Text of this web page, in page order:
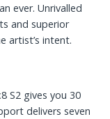
ever. Unrivalled
and superior
artist’s intent.
S2 gives you 30
delivers seven